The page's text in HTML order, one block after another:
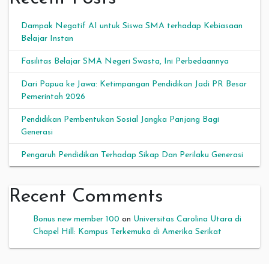
Dampak Negatif AI untuk Siswa SMA terhadap Kebiasaan
Belajar Instan
Fasilitas Belajar SMA Negeri Swasta, Ini Perbedaannya
Dari Papua ke Jawa: Ketimpangan Pendidikan Jadi PR Besar
Pemerintah 2026
Pendidikan Pembentukan Sosial Jangka Panjang Bagi
Generasi
Pengaruh Pendidikan Terhadap Sikap Dan Perilaku Generasi
Recent Comments
Bonus new member 100 on Universitas Carolina Utara di
Chapel Hill: Kampus Terkemuka di Amerika Serikat